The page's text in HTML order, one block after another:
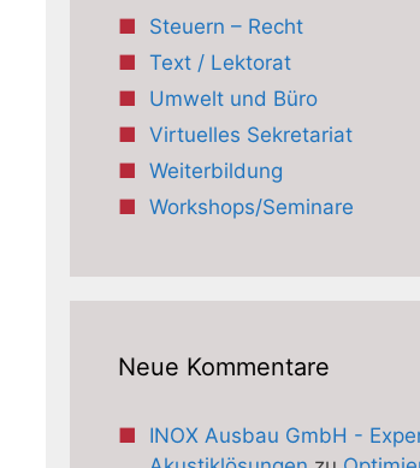
Steuern – Recht
Text / Lektorat
Umwelt und Büro
Virtuelles Sekretariat
Weiterbildung
Workshops/Seminare
Neue Kommentare
INOX Ausbau GmbH -